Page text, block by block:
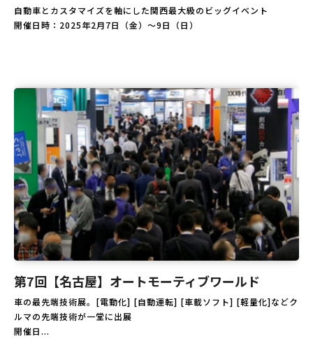
自動車とカスタマイズを軸にした関西最大級のビッグイベント
開催日時：2025年2月7日（金）～9日（日）
第7回【名古屋】オートモーティブワールド
車の最先端技術展。[電動化] [自動運転] [車載ソフト] [軽量化]などク
ルマの先端技術が一堂に出展
開催日...